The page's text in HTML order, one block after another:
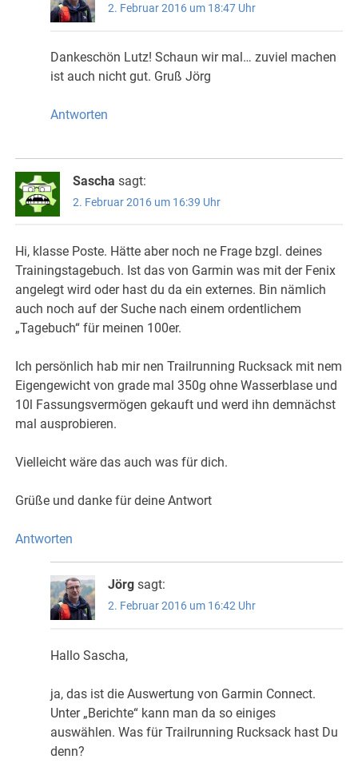
2. Februar 2016 um 18:47 Uhr
Dankeschön Lutz! Schaun wir mal… zuviel machen
ist auch nicht gut. Gruß Jörg
Antworten
Sascha sagt:
2. Februar 2016 um 16:39 Uhr
Hi, klasse Poste. Hätte aber noch ne Frage bzgl. deines
Trainingstagebuch. Ist das von Garmin was mit der Fenix
angelegt wird oder hast du da ein externes. Bin nämlich
auch noch auf der Suche nach einem ordentlichem
„Tagebuch“ für meinen 100er.
Ich persönlich hab mir nen Trailrunning Rucksack mit nem
Eigengewicht von grade mal 350g ohne Wasserblase und
10l Fassungsvermögen gekauft und werd ihn demnächst
mal ausprobieren.
Vielleicht wäre das auch was für dich.
Grüße und danke für deine Antwort
Antworten
Jörg sagt:
2. Februar 2016 um 16:42 Uhr
Hallo Sascha,
ja, das ist die Auswertung von Garmin Connect.
Unter „Berichte“ kann man da so einiges
auswählen. Was für Trailrunning Rucksack hast Du
denn?